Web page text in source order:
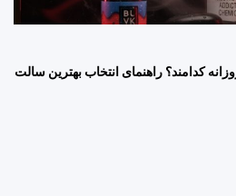
کدامند؟ راهنمای انتخاب بهترین سالت